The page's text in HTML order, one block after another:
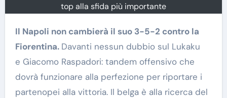
top alla sfida più importante
Il Napoli non cambierà il suo 3-5-2 contro la
Fiorentina. Davanti nessun dubbio sul Lukaku
e Giacomo Raspadori: tandem offensivo che
dovrà funzionare alla perfezione per riportare i
partenopei alla vittoria. Il belga è alla ricerca del